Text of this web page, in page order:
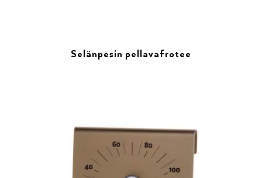
Selänpesin pellavafrotee